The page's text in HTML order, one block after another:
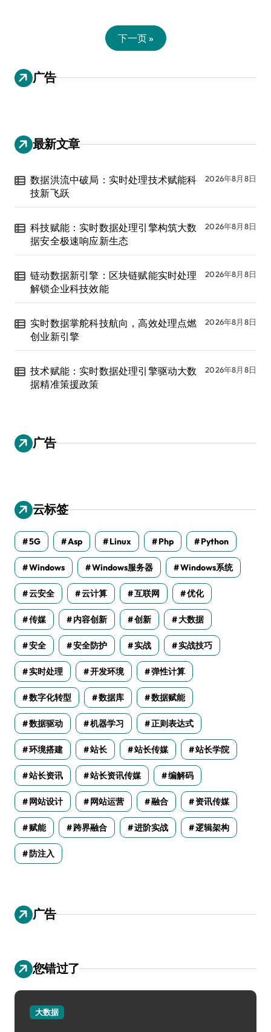
下一页 »
广告
最新文章
数据洪流中破局：实时处理技术赋能科
技新飞跃
2026年8月8日
科技赋能：实时数据处理引擎构筑大数
据安全极速响应新生态
2026年8月8日
链动数据新引擎：区块链赋能实时处理
解锁企业科技效能
2026年8月8日
实时数据掌舵科技航向，高效处理点燃
创业新引擎
2026年8月8日
技术赋能：实时数据处理引擎驱动大数
据精准策援政策
2026年8月8日
广告
云标签
5G Asp Linux Php Python
Windows Windows服务器 Windows系统
云安全 云计算 互联网 优化
传媒 内容创新 创新 大数据
安全 安全防护 实战 实战技巧
实时处理 开发环境 弹性计算
数字化转型 数据库 数据赋能
数据驱动 机器学习 正则表达式
环境搭建 站长 站长传媒 站长学院
站长资讯 站长资讯传媒 编解码
网站设计 网站运营 融合 资讯传媒
赋能 跨界融合 进阶实战 逻辑架构
防注入
广告
您错过了
大数据